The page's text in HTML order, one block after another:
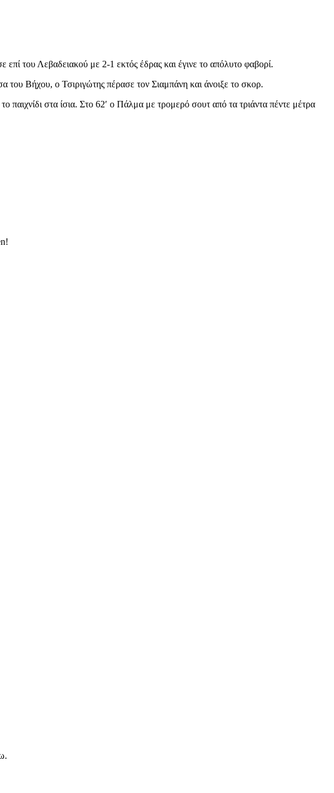
του Λεβαδειακού με 2-1 εκτός έδρας και έγινε το απόλυτο φαβορί.
του Βήχου, ο Τσιριγώτης πέρασε τον Σιαμπάνη και άνοιξε το σκορ.
στα ίσια. Στο 62′ o Πάλμα με τρομερό σουτ από τα τριάντα πέντε μέτρα